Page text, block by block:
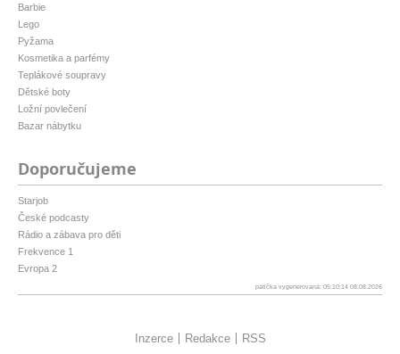
Barbie
Lego
Pyžama
Kosmetika a parfémy
Teplákové soupravy
Dětské boty
Ložní povlečení
Bazar nábytku
Doporučujeme
Starjob
České podcasty
Rádio a zábava pro děti
Frekvence 1
Evropa 2
patička vygenerovaná: 05:10:14 08.08.2026
Inzerce Redakce RSS